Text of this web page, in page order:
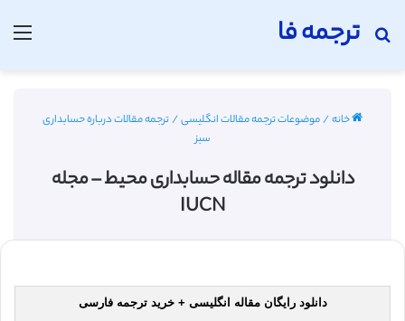
ترجمه فا
جستجو برای
خانه/موضوعات ترجمه مقالات انگلیسی/ترجمه مقالات درباره حسابداری
سبز
دانلود ترجمه مقاله حسابداری محیط – مجله
IUCN
دانلود رایگان مقاله انگلیسی + خرید ترجمه فارسی